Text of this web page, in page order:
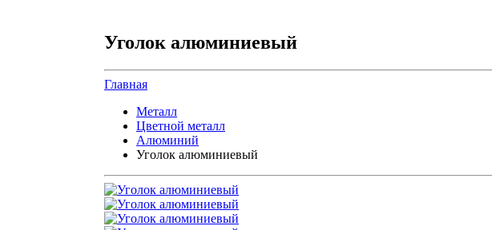
Уголок алюминиевый
Главная
Металл
Цветной металл
Алюминий
Уголок алюминиевый